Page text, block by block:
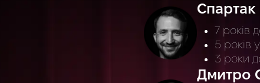
7 років
5 років
3 роки
Дмитро